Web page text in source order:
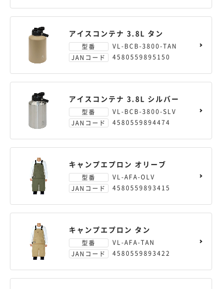
アイスコンテナ 3.8L タン
型番
VL-BCB-3800-TAN
JANコード
4580559895150
アイスコンテナ 3.8L シルバー
型番
VL-BCB-3800-SLV
JANコード
4580559894474
キャンプエプロン オリーブ
型番
VL-AFA-OLV
JANコード
4580559893415
キャンプエプロン タン
型番
VL-AFA-TAN
JANコード
4580559893422